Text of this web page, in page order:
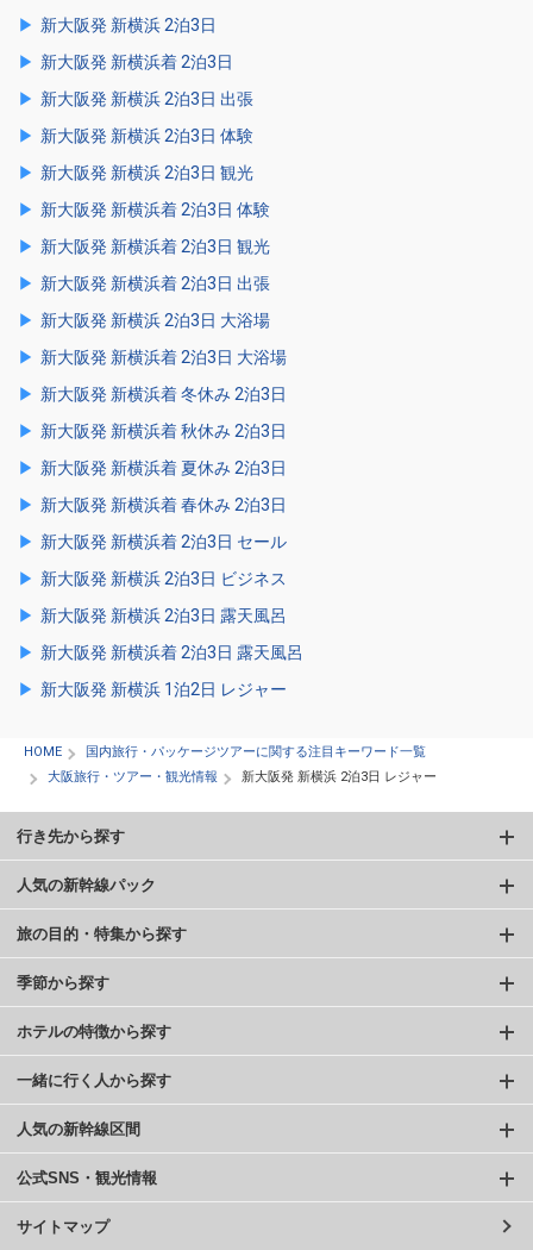
新大阪発 新横浜 2泊3日
新大阪発 新横浜着 2泊3日
新大阪発 新横浜 2泊3日 出張
新大阪発 新横浜 2泊3日 体験
新大阪発 新横浜 2泊3日 観光
新大阪発 新横浜着 2泊3日 体験
新大阪発 新横浜着 2泊3日 観光
新大阪発 新横浜着 2泊3日 出張
新大阪発 新横浜 2泊3日 大浴場
新大阪発 新横浜着 2泊3日 大浴場
新大阪発 新横浜着 冬休み 2泊3日
新大阪発 新横浜着 秋休み 2泊3日
新大阪発 新横浜着 夏休み 2泊3日
新大阪発 新横浜着 春休み 2泊3日
新大阪発 新横浜着 2泊3日 セール
新大阪発 新横浜 2泊3日 ビジネス
新大阪発 新横浜 2泊3日 露天風呂
新大阪発 新横浜着 2泊3日 露天風呂
新大阪発 新横浜 1泊2日 レジャー
HOME
国内旅行・パッケージツアーに関する注目キーワード一覧
大阪旅行・ツアー・観光情報
新大阪発 新横浜 2泊3日 レジャー
行き先から探す
人気の新幹線パック
旅の目的・特集から探す
季節から探す
ホテルの特徴から探す
一緒に行く人から探す
人気の新幹線区間
公式SNS・観光情報
サイトマップ